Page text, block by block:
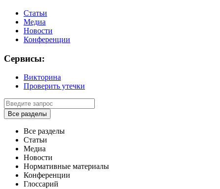
Статьи
Медиа
Новости
Конференции
Сервисы:
Викторина
Проверить утечки
Все разделы
Все разделы
Статьи
Медиа
Новости
Нормативные материалы
Конференции
Глоссарий